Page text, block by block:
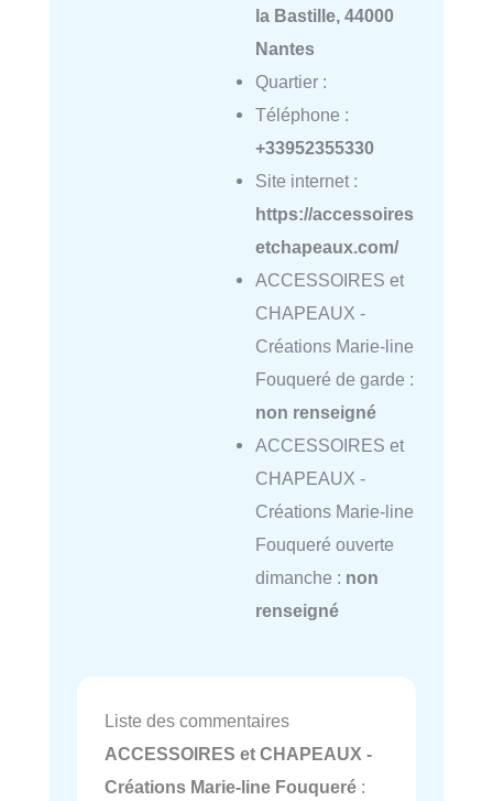
la Bastille, 44000
Nantes
Quartier :
Téléphone :
+33952355330
Site internet :
https://accessoires
etchapeaux.com/
ACCESSOIRES et
CHAPEAUX -
Créations Marie-line
Fouqueré de garde :
non renseigné
ACCESSOIRES et
CHAPEAUX -
Créations Marie-line
Fouqueré ouverte
dimanche : non
renseigné
Liste des commentaires
ACCESSOIRES et CHAPEAUX -
Créations Marie-line Fouqueré :